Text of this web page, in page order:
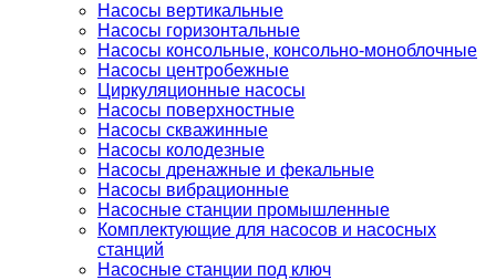
Насосы вертикальные
Насосы горизонтальные
Насосы консольные, консольно-моноблочные
Насосы центробежные
Циркуляционные насосы
Насосы поверхностные
Насосы скважинные
Насосы колодезные
Насосы дренажные и фекальные
Насосы вибрационные
Насосные станции промышленные
Комплектующие для насосов и насосных
станций
Насосные станции под ключ